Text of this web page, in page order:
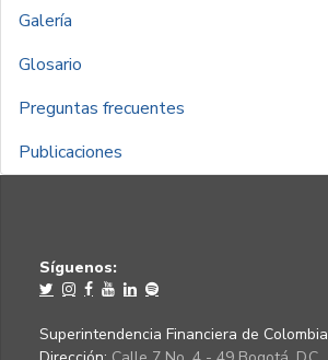
Galería
Glosario
Preguntas frecuentes
Publicaciones
Síguenos:
Superintendencia Financiera de Colombia